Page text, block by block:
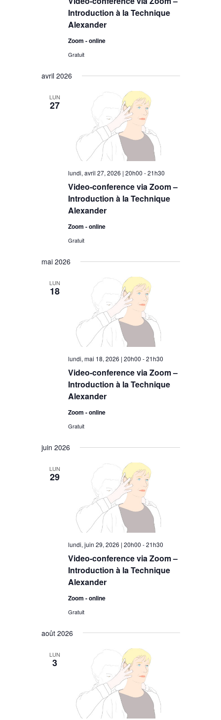
Introduction à la Technique
Alexander
Zoom - online
Gratuit
avril 2026
LUN
27
Video-conference via Zoom –
Introduction à la Technique
Alexander
lundi, avril 27, 2026 | 20h00 -21h30
Zoom - online
Gratuit
mai 2026
LUN
18
Video-conference via Zoom –
Introduction à la Technique
Alexander
lundi, mai 18, 2026 | 20h00 -21h30
Zoom - online
Gratuit
juin 2026
LUN
29
Video-conference via Zoom –
Introduction à la Technique
Alexander
lundi, juin 29, 2026 | 20h00 -21h30
Zoom - online
Gratuit
août 2026
LUN
3